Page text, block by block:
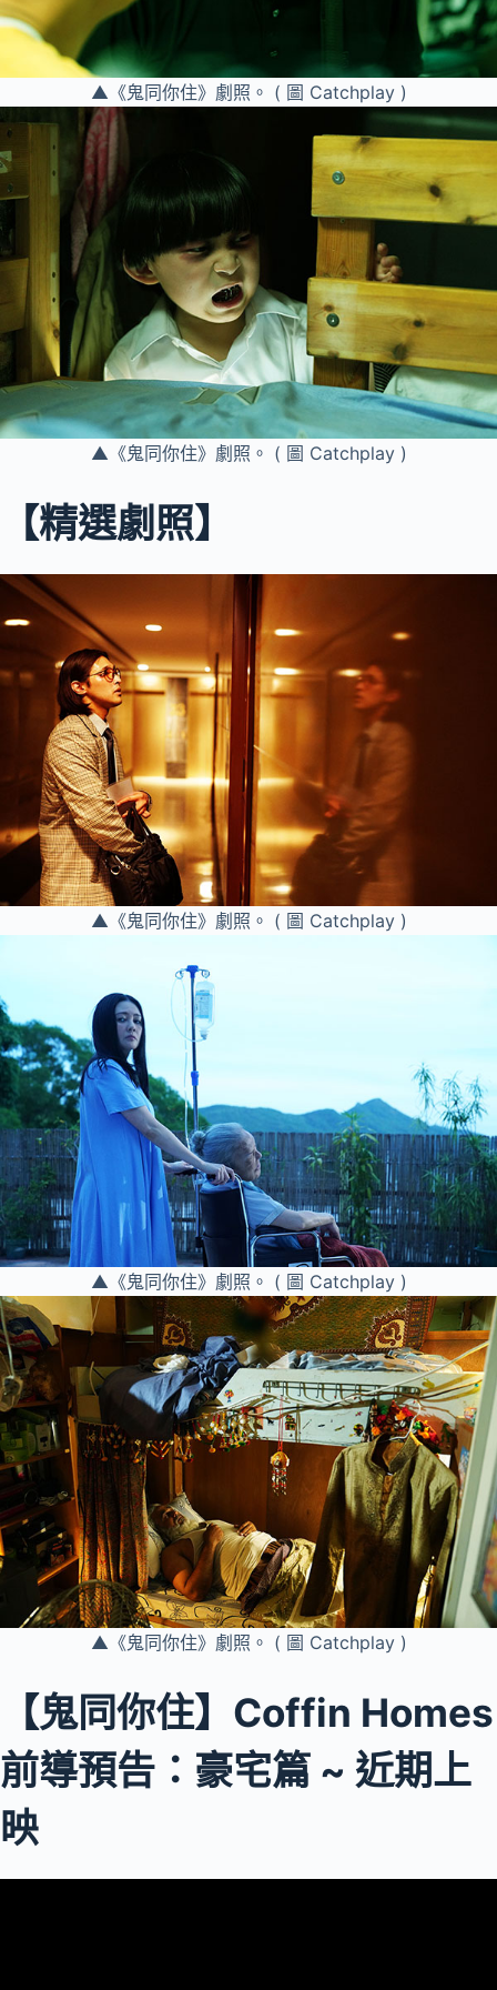
▲《鬼同你住》劇照。 ( 圖 Catchplay )
▲《鬼同你住》劇照。 ( 圖 Catchplay )
【精選劇照】
▲《鬼同你住》劇照。 ( 圖 Catchplay )
▲《鬼同你住》劇照。 ( 圖 Catchplay )
▲《鬼同你住》劇照。 ( 圖 Catchplay )
【鬼同你住】Coffin Homes
前導預告：豪宅篇 ~ 近期上
映